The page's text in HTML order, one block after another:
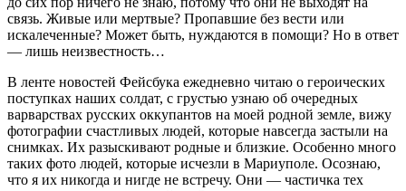
связь. Живые или мертвые? Пропавшие без вести или
искалеченные? Может быть, нуждаются в помощи? Но в ответ
— лишь неизвестность…
В ленте новостей Фейсбука ежедневно читаю о героических
поступках наших солдат, с грустью узнаю об очередных
варварствах русских оккупантов на моей родной земле, вижу
фотографии счастливых людей, которые навсегда застыли на
снимках. Их разыскивают родные и близкие. Особенно много
таких фото людей, которые исчезли в Мариуполе. Осознаю,
что я их никогда и нигде не встречу. Они — частичка тех